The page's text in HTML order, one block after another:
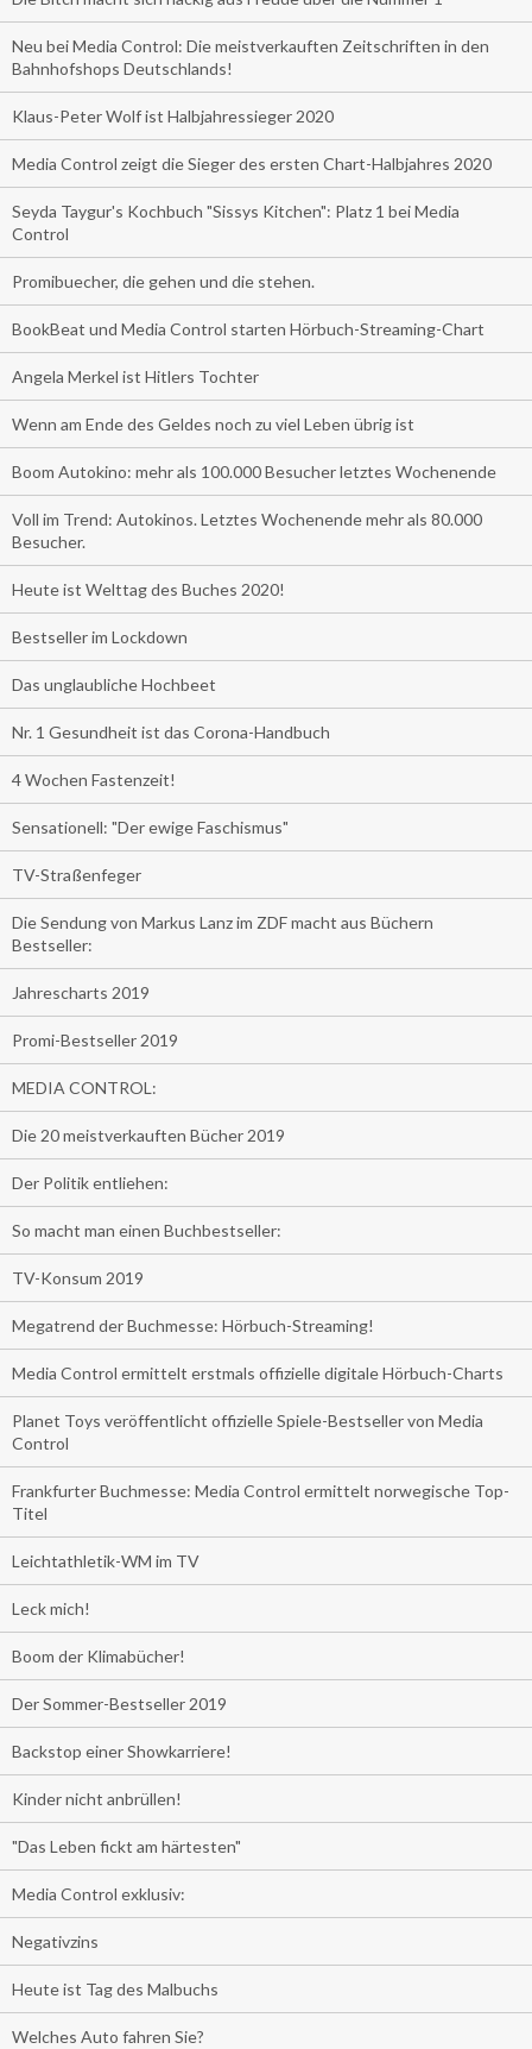
Neu bei Media Control: Die meistverkauften Zeitschriften in den
Bahnhofshops Deutschlands!
Klaus-Peter Wolf ist Halbjahressieger 2020
Media Control zeigt die Sieger des ersten Chart-Halbjahres 2020
Seyda Taygur's Kochbuch "Sissys Kitchen": Platz 1 bei Media
Control
Promibuecher, die gehen und die stehen.
BookBeat und Media Control starten Hörbuch-Streaming-Chart
Angela Merkel ist Hitlers Tochter
Wenn am Ende des Geldes noch zu viel Leben übrig ist
Boom Autokino: mehr als 100.000 Besucher letztes Wochenende
Voll im Trend: Autokinos. Letztes Wochenende mehr als 80.000
Besucher.
Heute ist Welttag des Buches 2020!
Bestseller im Lockdown
Das unglaubliche Hochbeet
Nr. 1 Gesundheit ist das Corona-Handbuch
4 Wochen Fastenzeit!
Sensationell: "Der ewige Faschismus"
TV-Straßenfeger
Die Sendung von Markus Lanz im ZDF macht aus Büchern
Bestseller:
Jahrescharts 2019
Promi-Bestseller 2019
MEDIA CONTROL:
Die 20 meistverkauften Bücher 2019
Der Politik entliehen:
So macht man einen Buchbestseller:
TV-Konsum 2019
Megatrend der Buchmesse: Hörbuch-Streaming!
Media Control ermittelt erstmals offizielle digitale Hörbuch-Charts
Planet Toys veröffentlicht offizielle Spiele-Bestseller von Media
Control
Frankfurter Buchmesse: Media Control ermittelt norwegische Top-
Titel
Leichtathletik-WM im TV
Leck mich!
Boom der Klimabücher!
Der Sommer-Bestseller 2019
Backstop einer Showkarriere!
Kinder nicht anbrüllen!
"Das Leben fickt am härtesten"
Media Control exklusiv:
Negativzins
Heute ist Tag des Malbuchs
Welches Auto fahren Sie?